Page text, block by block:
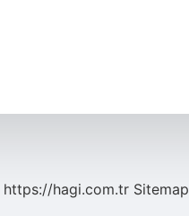
https://hagi.com.tr Sitemap